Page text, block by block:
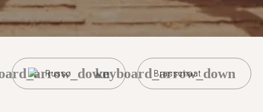
Russo Brasschaat
keyboard_arrow_down